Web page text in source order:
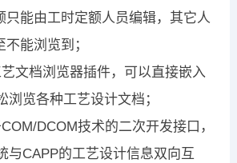
只能由工时定额人员编辑，其它人
能浏览到；
文档浏览器插件，可以直接嵌入
浏览各种工艺设计文档；
DCOM技术的二次开发接口，
与CAPP的工艺设计信息双向互